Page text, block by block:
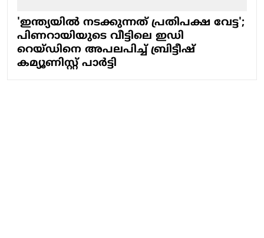
'ഇന്ത്യയില്‍ നടക്കുന്നത് പ്രതിപക്ഷ വേട്ട';
പിണറായിയുടെ വീട്ടിലെ ഇഡി
റെയ്ഡിനെ അപലപിച്ച് ബ്രിട്ടീഷ്
കമ്യൂണിസ്റ്റ് പാര്‍ട്ടി